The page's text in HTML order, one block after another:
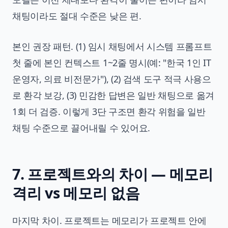
채팅이라도 절대 수준은 낮은 편.
본인 권장 패턴. (1) 임시 채팅에서 시스템 프롬프트
첫 줄에 본인 컨텍스트 1~2줄 명시(예: "한국 1인 IT
운영자, 의료 비전문가"), (2) 검색 도구 적극 사용으
로 환각 보강, (3) 민감한 답변은 일반 채팅으로 옮겨
1회 더 검증. 이렇게 3단 구조면 환각 위험을 일반
채팅 수준으로 끌어내릴 수 있어요.
7. 프로젝트와의 차이 — 메모리
격리 vs 메모리 없음
마지막 차이. 프로젝트는 메모리가 프로젝트 안에